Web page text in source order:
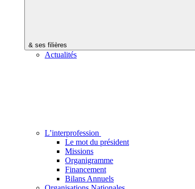
& ses filières
Actualités
L’interprofession
Le mot du président
Missions
Organigramme
Financement
Bilans Annuels